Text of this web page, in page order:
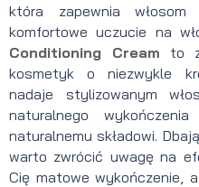
która zapewnia
komfortowe uczucie na
Conditioning Cream
to
kosmetyk o niezwykle
nadaje stylizowanym
naturalnego
naturalnemu składowi.
warto zwrócić uwagę na
Cię matowe wykończenie,